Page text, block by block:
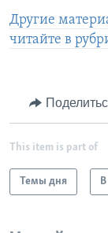
Другие
читайте в
This item is part of
Темы дня